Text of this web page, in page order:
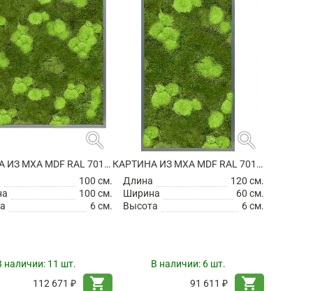
search
КАРТИНА ИЗ МХА MDF RAL 7016 SATIN GLOSS 30% BALL- AND 70% FLAT MOSS
100 см.
100 см.
6 см.
наличии: 11 шт.
112 671 ₽
shopping_cart
search
КАРТИНА ИЗ МХА MDF RAL 7016 SATIN GLOSS 30% BALL- AND 70% FLAT MOSS
Длина
120 см.
Ширина
60 см.
Высота
6 см.
В наличии: 6 шт.
91 611 ₽
shopping_cart